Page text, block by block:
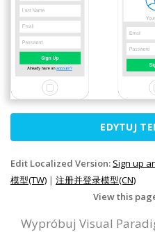
EDYTUJ
Edit Localized Version: Sign up
模型(TW) | 注册并登录模型(CN)
View this
Wypróbuj Visual